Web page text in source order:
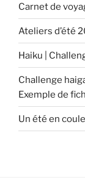
Carnet de
Ateliers d’été
Haiku |
Challenge
Exemple de
Un été en